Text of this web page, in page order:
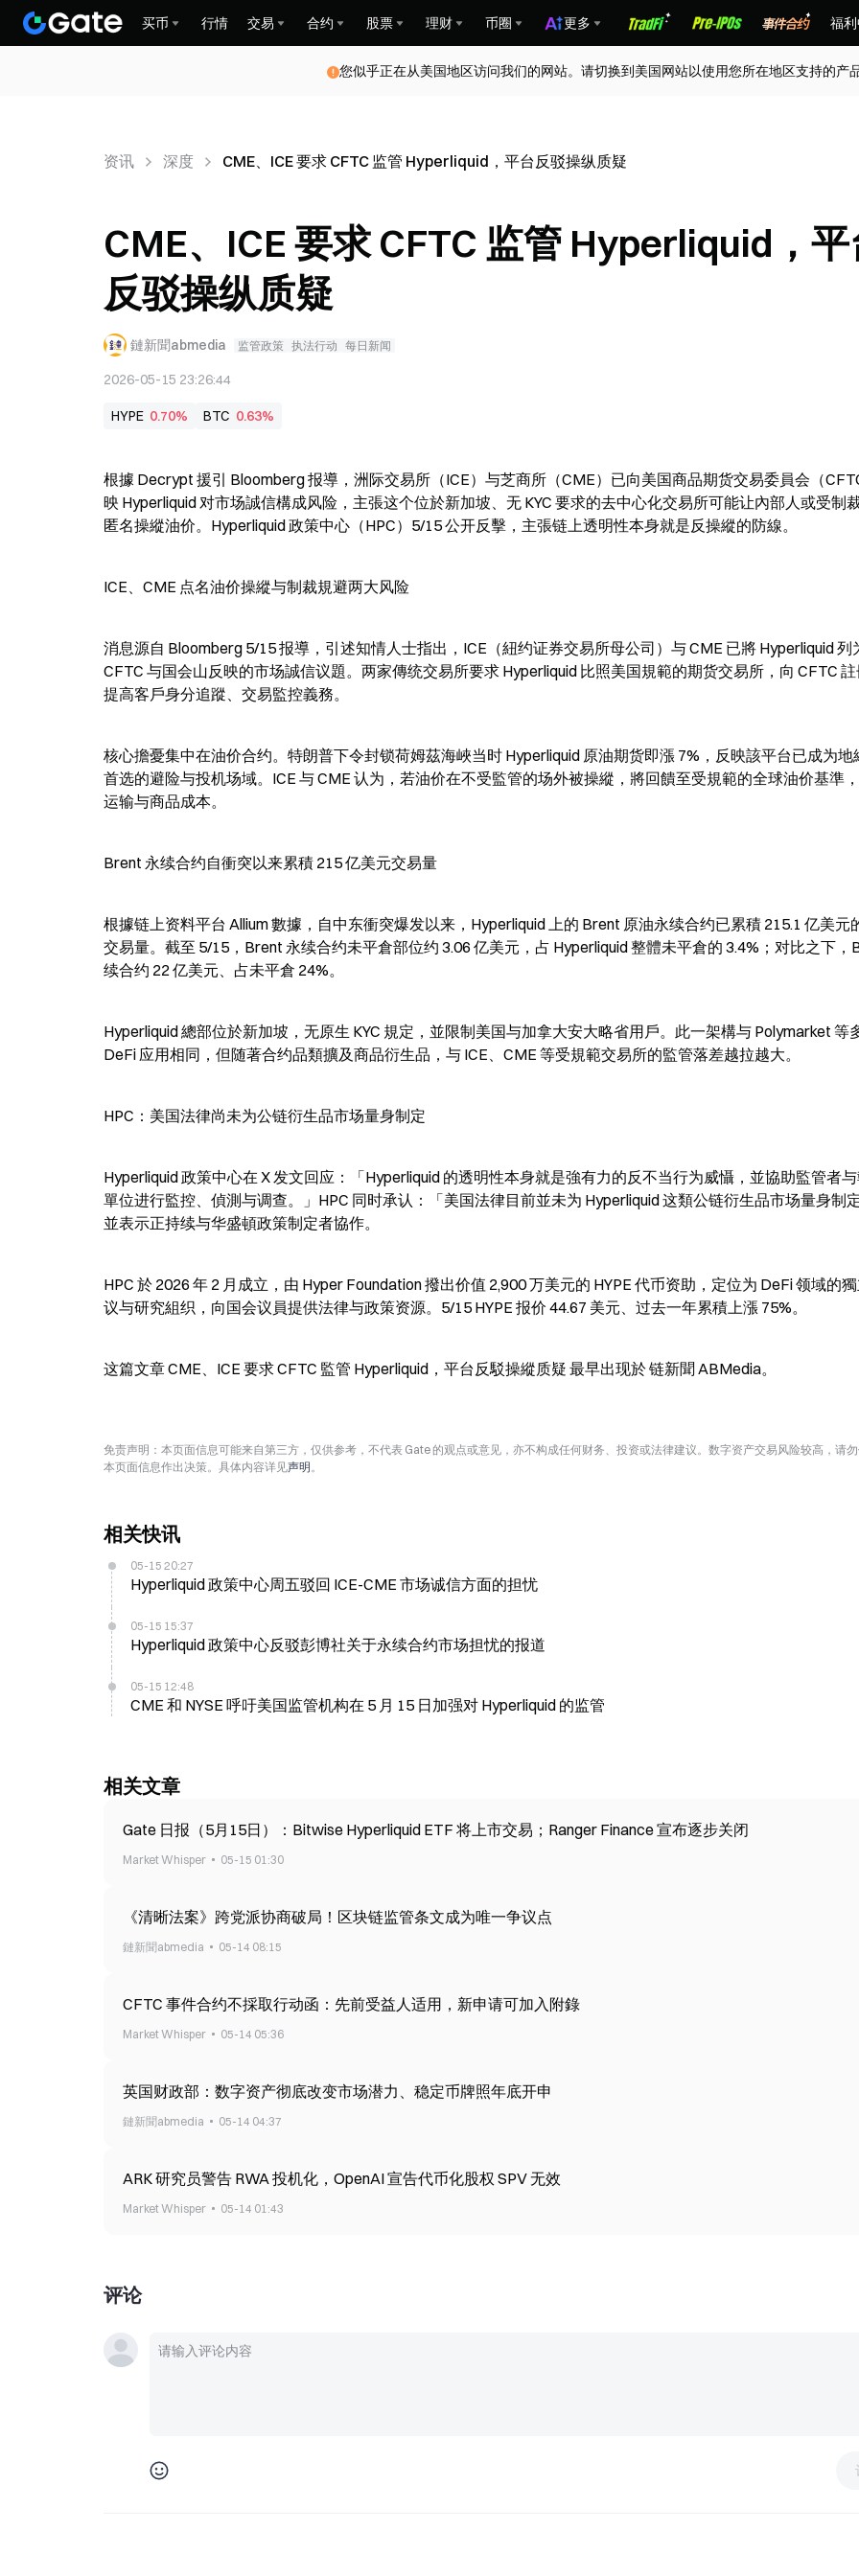
买币 行情 交易 合约 股票 理财 币圈 更多 福
您似乎正在从美国地区访问我们的网站。请切换到美国网站以使用您所在地区支持的产
资讯 深度 CME、ICE 要求 CFTC 监管 Hyperliquid，平台反驳操纵质疑
CME、ICE 要求 CFTC 监管 Hyperliquid，
反驳操纵质疑
鏈新聞abmedia 监管政策 执法行动 每日新闻
2026-05-15 23:26:44
HYPE 0.70% BTC 0.63%
根據 Decrypt 援引 Bloomberg 报導，洲际交易所（ICE）与芝商所（CME）已向美国商品期货交易委員会（
映 Hyperliquid 对市场誠信構成风险，主張这个位於新加坡、无 KYC 要求的去中心化交易所可能让內部人或受制
匿名操縱油价。Hyperliquid 政策中心（HPC）5/15 公开反擊，主張链上透明性本身就是反操縱的防線。
ICE、CME 点名油价操縱与制裁規避两大风险
消息源自 Bloomberg 5/15 报導，引述知情人士指出，ICE（紐约证券交易所母公司）与 CME 已將 Hyperliquid 列
CFTC 与国会山反映的市场誠信议題。两家傳统交易所要求 Hyperliquid 比照美国規範的期货交易所，向 CFTC
提高客戶身分追蹤、交易監控義務。
核心擔憂集中在油价合约。特朗普下令封锁荷姆茲海峽当时 Hyperliquid 原油期货即漲 7%，反映該平台已成为地
首选的避险与投机场域。ICE 与 CME 认为，若油价在不受監管的场外被操縱，將回饋至受規範的全球油价基準
运输与商品成本。
Brent 永续合约自衝突以来累積 215 亿美元交易量
根據链上资料平台 Allium 數據，自中东衝突爆发以来，Hyperliquid 上的 Brent 原油永续合约已累積 215.1 亿美元
交易量。截至 5/15，Brent 永续合约未平倉部位约 3.06 亿美元，占 Hyperliquid 整體未平倉的 3.4%；对比之下，
续合约 22 亿美元、占未平倉 24%。
Hyperliquid 總部位於新加坡，无原生 KYC 規定，並限制美国与加拿大安大略省用戶。此一架構与 Polymarket 等
DeFi 应用相同，但随著合约品類擴及商品衍生品，与 ICE、CME 等受規範交易所的監管落差越拉越大。
HPC：美国法律尚未为公链衍生品市场量身制定
Hyperliquid 政策中心在 X 发文回应：「Hyperliquid 的透明性本身就是強有力的反不当行为威懾，並協助監管者
單位进行監控、偵測与调查。」HPC 同时承认：「美国法律目前並未为 Hyperliquid 这類公链衍生品市场量身制
並表示正持续与华盛頓政策制定者協作。
HPC 於 2026 年 2 月成立，由 Hyper Foundation 撥出价值 2,900 万美元的 HYPE 代币资助，定位为 DeFi 领域的
议与研究組织，向国会议員提供法律与政策资源。5/15 HYPE 报价 44.67 美元、过去一年累積上漲 75%。
这篇文章 CME、ICE 要求 CFTC 監管 Hyperliquid，平台反駁操縱质疑 最早出现於 链新聞 ABMedia。
免责声明：本页面信息可能来自第三方，仅供参考，不代表 Gate 的观点或意见，亦不构成任何财务、投资或法律建议。数字资产交易风险较高，请
本页面信息作出决策。具体内容详见声明。
相关快讯
05-15 20:27
Hyperliquid 政策中心周五驳回 ICE-CME 市场诚信方面的担忧
05-15 15:37
Hyperliquid 政策中心反驳彭博社关于永续合约市场担忧的报道
05-15 12:48
CME 和 NYSE 呼吁美国监管机构在 5 月 15 日加强对 Hyperliquid 的监管
相关文章
Gate 日报（5月15日）：Bitwise Hyperliquid ETF 将上市交易；Ranger Finance 宣布逐步关闭
Market Whisper 05-15 01:30
《清晰法案》跨党派协商破局！区块链监管条文成为唯一争议点
鏈新聞abmedia 05-14 08:15
CFTC 事件合约不採取行动函：先前受益人适用，新申请可加入附錄
Market Whisper 05-14 05:36
英国财政部：数字资产彻底改变市场潜力、稳定币牌照年底开申
鏈新聞abmedia 05-14 04:37
ARK 研究员警告 RWA 投机化，OpenAI 宣告代币化股权 SPV 无效
Market Whisper 05-14 01:43
评论